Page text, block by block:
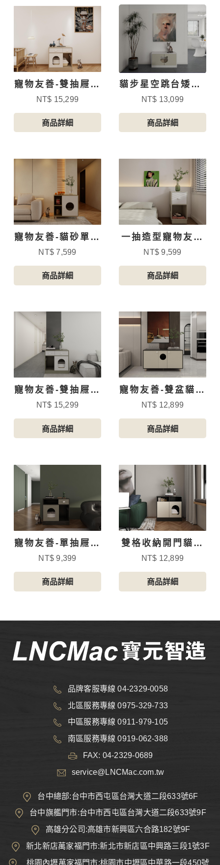
寵物友善-雙抽屜貓
砂櫃-5
NT$ 15,299
商品詳細
貓步星空跳台矮櫃-
下開門櫃
NT$ 13,099
商品詳細
寵物友善-貓砂單盆
櫃
NT$ 7,599
商品詳細
一抽造型寵物友善
邊櫃
NT$ 9,599
商品詳細
寵物友善-雙抽屜貓
砂櫃-4
NT$ 15,299
商品詳細
寵物友善-雙盆貓砂
櫃
NT$ 12,899
商品詳細
寵物友善-單抽屜貓
砂櫃-3
NT$ 9,399
商品詳細
雙格收納開門貓砂
櫃
NT$ 12,899
商品詳細
品牌客服專線 04-2329-0058
北區服務專線 0975-329-733
中區服務專線 0911-979-105
南區服務專線 0919-062-388
FAX: 04-2329-0689
service@LNCMac.com.tw
台中總部:台中市西屯區台灣大道二段633號6F
台中旗艦門市:台中市西屯區台灣大道二段633號9F
高雄分公司:高雄市新興區六合路182號9F
新北新店萬家福門市:新北市新店區中興路三段1號3F
桃園內壢萬家福門市:桃園市中壢區中華路一段450號